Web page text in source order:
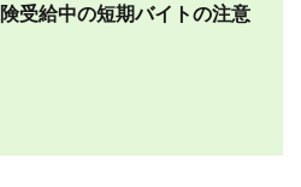
受給中の短期バイトの注意